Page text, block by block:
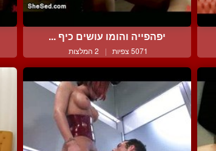
יפהפייה והומו עושים כיף ...
5071 צפיות | 2 המלצות